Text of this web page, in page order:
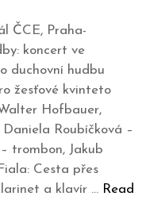
ČCE, Praha-
koncert ve
duchovní hudbu
žesťové kvinteto
Hofbauer,
Roubíčková –
trombon, Jakub
Cesta přes
a klavír … Read